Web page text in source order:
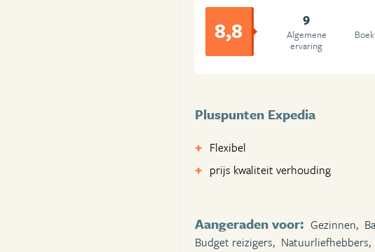
8,8 9
Algemene
ervaring
Pluspunten Expedia
Flexibel
prijs kwaliteit verhouding
Aangeraden voor: Gezinnen,
Budget reizigers, Natuurliefhebbers,